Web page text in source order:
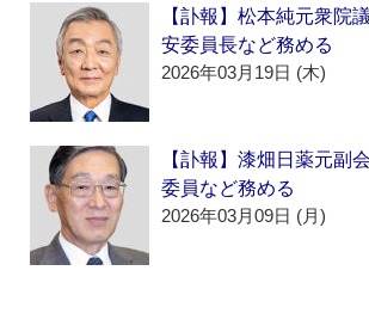
【訃報】松本純元衆院
安委員長など務める
2026年03月19日 (木)
【訃報】漆畑日薬元副
委員など務める
2026年03月09日 (月)